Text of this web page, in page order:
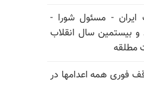
- مسئول شورا -
در صد و بیستمین سال انقلاب
مطلقه
فوری همه اعدامها در